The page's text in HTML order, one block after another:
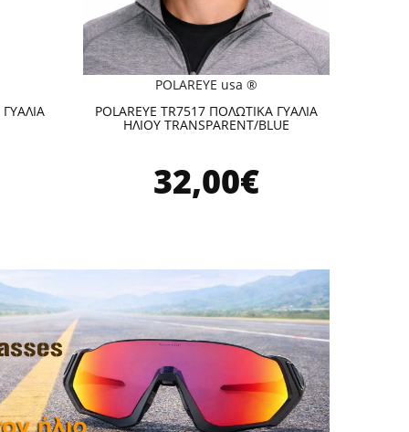
POLAREYE usa ®
POLAREYE TR7517 ΠΟΛΩΤΙΚΑ ΓΥΑΛΙΑ
ΗΛΙΟΥ TRANSPARENT/BLUE
32,00€